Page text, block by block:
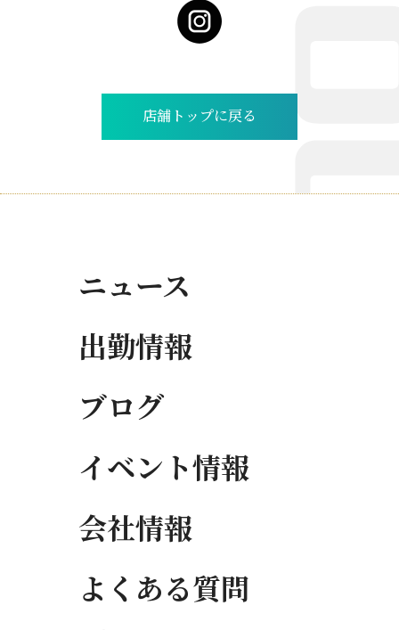
店舗トップに戻る
ニュース
出勤情報
ブログ
イベント情報
会社情報
よくある質問